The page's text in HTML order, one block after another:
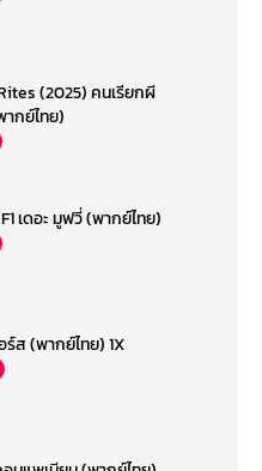
(2025) คนเรียกผี
กย์ไทย)
เดอะ มูฟวี่ (พากย์ไทย)
ส (พากย์ไทย) 1X